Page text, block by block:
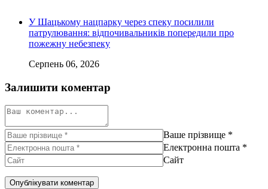
У Шацькому нацпарку через спеку посилили
патрулювання: відпочивальників попередили про
пожежну небезпеку
Серпень 06, 2026
Залишити коментар
Ваше прізвище *
Електронна пошта *
Сайт